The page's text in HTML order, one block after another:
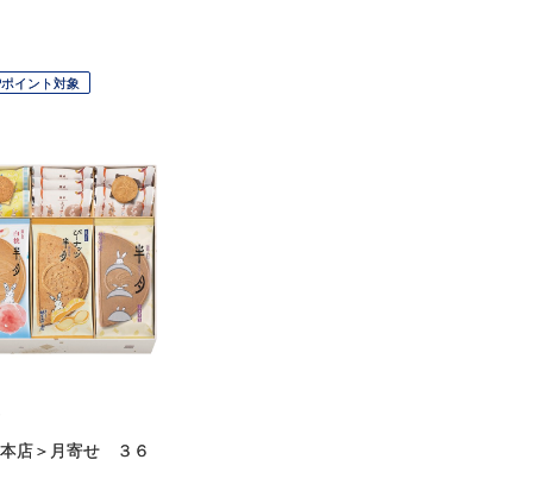
ポイント対象
店＞月寄せ ３６